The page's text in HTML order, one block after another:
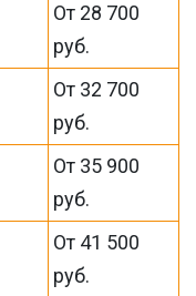
От 28 700
руб.
От 32 700
руб.
От 35 900
руб.
От 41 500
руб.